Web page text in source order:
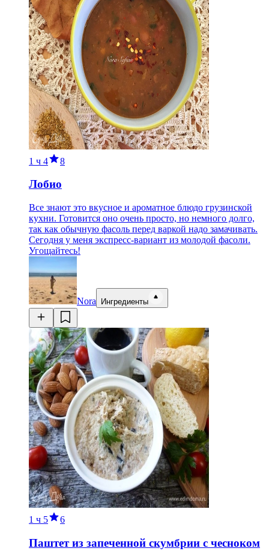
1 ч 4 8
Лобио
Все знают это вкусное и ароматное блюдо грузинской
кухни. Готовится оно очень просто, но немного долго,
так как обычную фасоль перед варкой надо замачивать.
Сегодня у меня экспресс-вариант из молодой фасоли.
Угощайтесь!
Nora Ингредиенты
1 ч 5 6
Паштет из запеченной скумбрии с чесноком